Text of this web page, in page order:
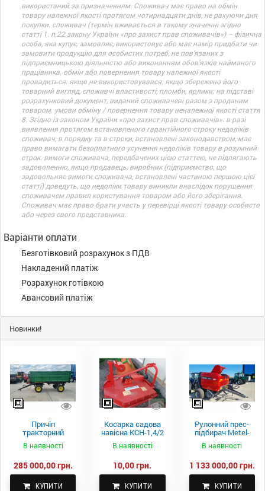
використаний за призначенням. Споживач має право на обмін
товару належної якості протягом чотирнадцяти днів, не рахуючи дня
покупки. споживач (термін вживається в такому значенні згідно
статті 1. п.22 закону України «про захист прав споживачів») – фізична
особа, яка купує, замовляє, використовує або має намір придбати чи
замовити продукцію для особистих потреб, не пов’язаних з
підприємницькою діяльністю або виконанням обов’язків найманого
працівника. обмін або повернення товару належної якості
провадиться: якщо не використовувався; якщо збережено його
товарний вигляд, споживчі властивості, пломби, ярлики; на підставі
розрахунковий документ, виданий споживачеві разом з проданим
товаром. умови обміну / повернення товару неналежної якості стаття
8. Згідно із законом України «про захист прав споживачів»: в разі
виявлення протягом встановленого гарантійного строку недоліків
споживач, в порядку та в строки, встановлені законодавством, має
право вимагати безоплатного усунення недоліків товару в розумний
строк. вимоги споживача, передбачених цією статтею, не підлягають
задоволенню, якщо продавець, виробник (підприємство, що
задовольняє вимоги споживача, встановлені частиною першою цієї
статті) доведуть, що недоліки товару виникли внаслідок порушення
споживачем правил користування товаром або його зберігання.
Споживач має право брати участь у перевірці якості товару особисто
або через свого представника.
Варіанти оплати
Безготівковий розрахунок з ПДВ
Накладений платіж
Розрахунок готівкою
Авансовий платіж
Новинки!
Причіп
тракторний
самоскидний
Spike 2 ПТС-4
В наявності
285 000,00 грн.
КУПИТИ
Косарка садова
навісна КСН-1,4/2
В наявності
10,00 грн.
КУПИТИ
Рулонний прес-
підбирач Metel-
Fach Z 587
В наявності
1 133 000,00 грн.
КУПИТИ